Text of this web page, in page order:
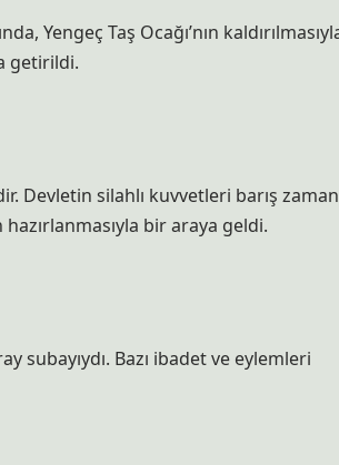
Yengeç Taş Ocağı’nın
getirildi.
silahlı kuvvetleri barış
bir araya geldi.
subayıydı. Bazı ibadet ve eylemleri